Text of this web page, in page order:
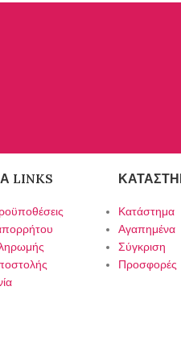
LINKS
Κατάστημα
Αγαπημένα
Σύγκριση
Προσφορές